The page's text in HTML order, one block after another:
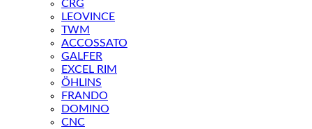
CRG
LEOVINCE
TWM
ACCOSSATO
GALFER
EXCEL RIM
ÖHLINS
FRANDO
DOMINO
CNC